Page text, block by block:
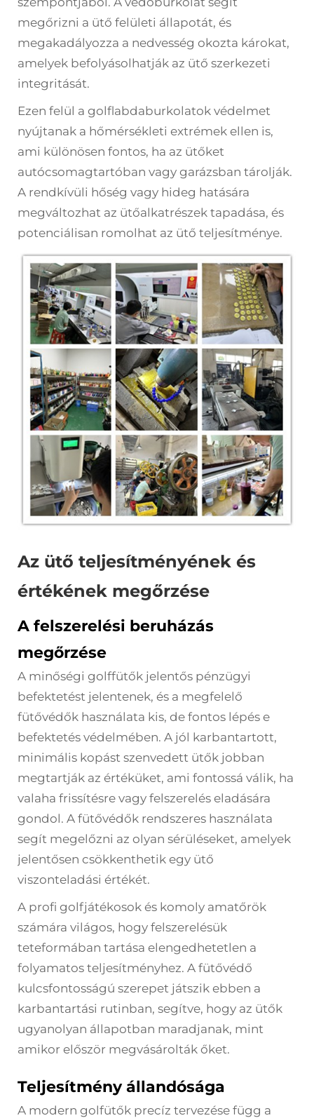
megőrizni a ütő felületi állapotát, és
megakadályozza a nedvesség okozta károkat,
amelyek befolyásolhatják az ütő szerkezeti
integritását.
Ezen felül a golflabdaburkolatok védelmet
nyújtanak a hőmérsékleti extrémek ellen is,
ami különösen fontos, ha az ütőket
autócsomagtartóban vagy garázsban tárolják.
A rendkívüli hőség vagy hideg hatására
megváltozhat az ütőalkatrészek tapadása, és
potenciálisan romolhat az ütő teljesítménye.
Az ütő teljesítményének és
értékének megőrzése
A felszerelési beruházás
megőrzése
A minőségi golffütők jelentős pénzügyi
befektetést jelentenek, és a megfelelő
fütővédők használata kis, de fontos lépés e
befektetés védelmében. A jól karbantartott,
minimális kopást szenvedett ütők jobban
megtartják az értéküket, ami fontossá válik, ha
valaha frissítésre vagy felszerelés eladására
gondol. A fütővédők rendszeres használata
segít megelőzni az olyan sérüléseket, amelyek
jelentősen csökkenthetik egy ütő
viszonteladási értékét.
A profi golfjátékosok és komoly amatőrök
számára világos, hogy felszerelésük
teteformában tartása elengedhetetlen a
folyamatos teljesítményhez. A fütővédő
kulcsfontosságú szerepet játszik ebben a
karbantartási rutinban, segítve, hogy az ütők
ugyanolyan állapotban maradjanak, mint
amikor először megvásárolták őket.
Teljesítmény állandósága
A modern golfütők precíz tervezése függ a